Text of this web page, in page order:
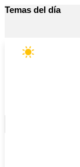
Ir
Temas del día